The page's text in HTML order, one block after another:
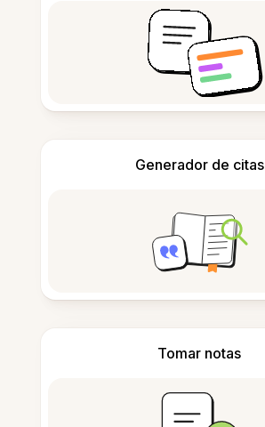
Generador de citas
Tomar notas